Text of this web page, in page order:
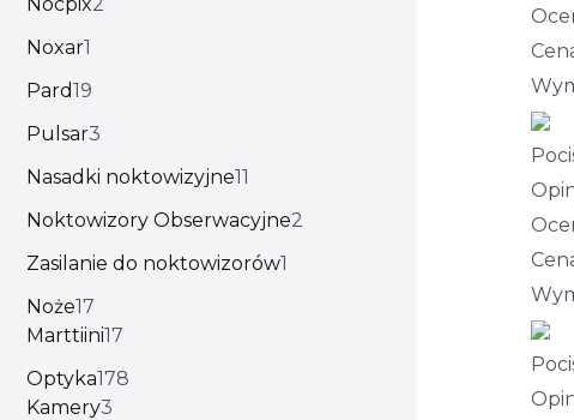
Noxar1
Pard19
Pulsar3
Nasadki noktowizyjne11
Noktowizory Obserwacyjne2
Zasilanie do noktowizorów1
Noże17
Marttiini17
Optyka178
Kamery3